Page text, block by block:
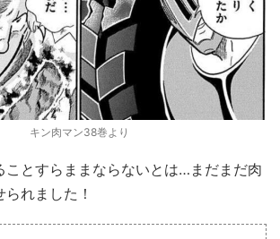
キン肉マン38巻より
ことすらままならないとは…まだまだ肉
れました！